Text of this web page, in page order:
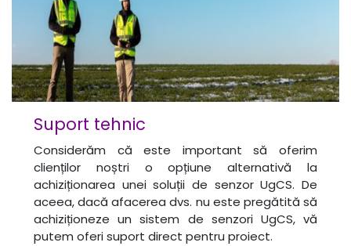
Suport tehnic
Considerăm că este important să oferim
clienților noștri o opțiune alternativă la
achiziționarea unei soluții de senzor UgCS. De
aceea, dacă afacerea dvs. nu este pregătită să
achiziționeze un sistem de senzori UgCS, vă
putem oferi suport direct pentru proiect.